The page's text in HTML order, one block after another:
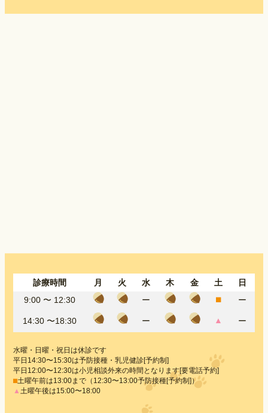
診療時間 月 火 水 木 金 土
日
9:00 〜 12:30 ー ⬛︎ ー
14:30 〜18:30 ー ▲ ー
水曜・日曜・祝日は休診です
平日14:30〜15:30は予防接種・乳児健診[予約制]
平日12:00〜12:30は小児相談外来の時間となります[要電話予約]
⬛︎土曜午前は13:00まで（12:30〜13:00予防接種[予約制]）
▲ 土曜午後は15:00〜18:00